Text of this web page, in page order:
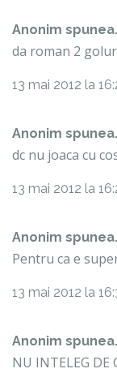
Anonim
da roman 2
13 mai 2012 la
Anonim
dc nu joaca cu
13 mai 2012 la
Anonim
Pentru ca e
13 mai 2012 la
Anonim
NU INTELEG DE